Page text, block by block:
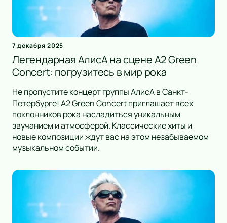
7 декабря 2025
Легендарная АлисА на сцене A2 Green
Concert: погрузитесь в мир рока
Не пропустите концерт группы АлисА в Санкт-
Петербурге! A2 Green Concert приглашает всех
поклонников рока насладиться уникальным
звучанием и атмосферой. Классические хиты и
новые композиции ждут вас на этом незабываемом
музыкальном событии.